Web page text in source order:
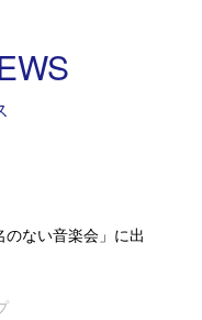
ない音楽会」に出